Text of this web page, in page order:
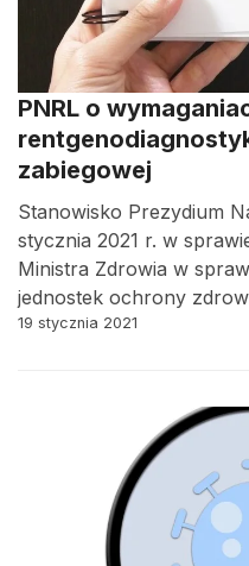
PNRL o
zabiegowej
Stanowisko Prezydium
stycznia 2021 r. w
Ministra Zdrowia w
jednostek ochrony
19 stycznia 2021